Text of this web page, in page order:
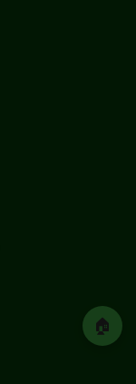
🏠